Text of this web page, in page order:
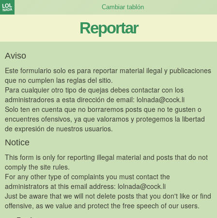
Reportar
Aviso
Este formulario solo es para reportar material ilegal y publicaciones
que no cumplen las reglas del sitio.
Para cualquier otro tipo de quejas debes contactar con los
administradores a esta dirección de email: lolnada@cock.li
Solo ten en cuenta que no borraremos posts que no te gusten o
encuentres ofensivos, ya que valoramos y protegemos la libertad
de expresión de nuestros usuarios.
Notice
This form is only for reporting illegal material and posts that do not
comply the site rules.
For any other type of complaints you must contact the
administrators at this email address: lolnada@cock.li
Just be aware that we will not delete posts that you don't like or find
offensive, as we value and protect the free speech of our users.